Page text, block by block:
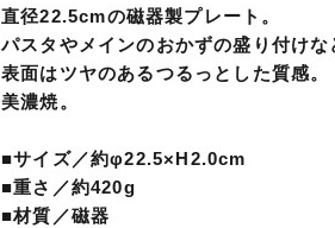
直径22.5cmの磁器製プレート。
パスタやメインのおかずの盛り付けな
表面はツヤのあるつるっとした質感。
美濃焼。
■サイズ／約φ22.5×H2.0cm
■重さ／約420g
■材質／磁器